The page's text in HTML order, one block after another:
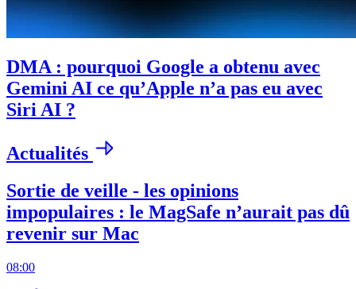
DMA : pourquoi Google a obtenu avec
Gemini AI ce qu’Apple n’a pas eu avec
Siri AI ?
Actualités
Sortie de veille - les opinions
impopulaires : le MagSafe n’aurait pas dû
revenir sur Mac
08:00